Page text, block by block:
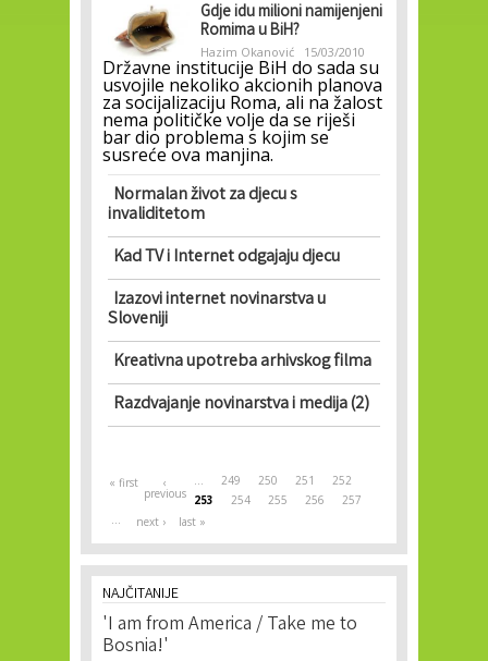
Gdje idu milioni namijenjeni
Romima u BiH?
Hazim Okanović 15/03/2010
Državne institucije BiH do sada su
usvojile nekoliko akcionih planova
za socijalizaciju Roma, ali na žalost
nema političke volje da se riješi
bar dio problema s kojim se
susreće ova manjina.
Normalan život za djecu s
invaliditetom
Kad TV i Internet odgajaju djecu
Izazovi internet novinarstva u
Sloveniji
Kreativna upotreba arhivskog filma
Razdvajanje novinarstva i medija (2)
Pages
« first ‹
previous
… 249 250 251
252
253
254 255 256
257
…
next › last »
NAJČITANIJE
'I am from America / Take me to
Bosnia!'